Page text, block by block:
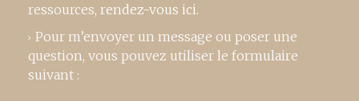
ressources, rendez-vous ici.
Pour m’envoyer un message ou poser une
question, vous pouvez utiliser le formulaire
suivant :